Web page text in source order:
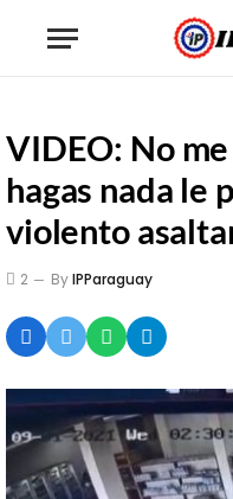
VIDEO: No
hagas nada le
violento
2 ByIPParaguay